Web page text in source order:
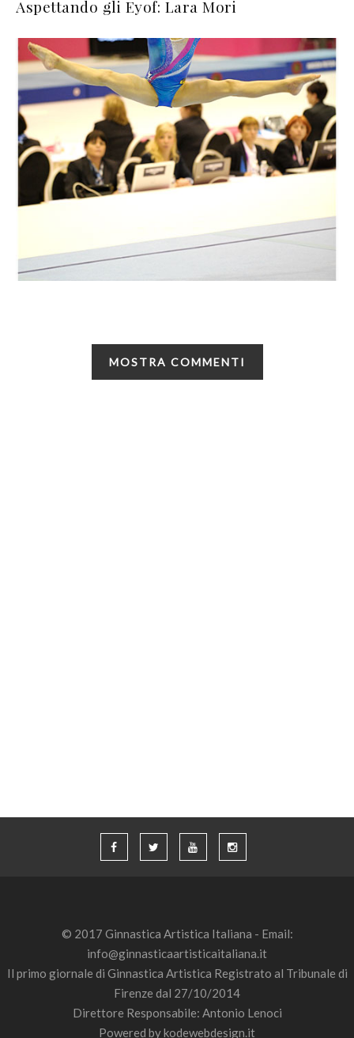
Aspettando gli Eyof: Lara Mori
MOSTRA COMMENTI
© 2017 Ginnastica Artistica Italiana - Email:
info@ginnasticaartisticaitaliana.it
Il primo giornale di Ginnastica Artistica Registrato al Tribunale di
Firenze dal 27/10/2014
Direttore Responsabile: Antonio Lenoci
Powered bykodewebdesign.it